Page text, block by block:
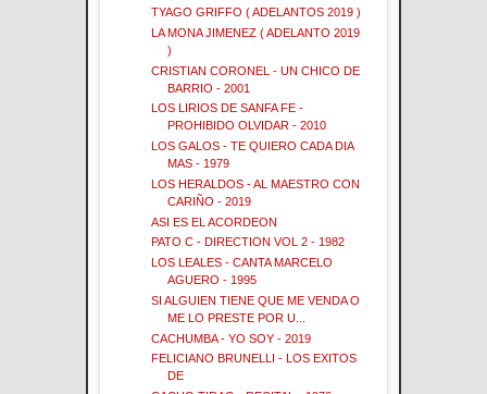
TYAGO GRIFFO ( ADELANTOS 2019 )
LA MONA JIMENEZ ( ADELANTO 2019
)
CRISTIAN CORONEL - UN CHICO DE
BARRIO - 2001
LOS LIRIOS DE SANFA FE -
PROHIBIDO OLVIDAR - 2010
LOS GALOS - TE QUIERO CADA DIA
MAS - 1979
LOS HERALDOS - AL MAESTRO CON
CARIÑO - 2019
ASI ES EL ACORDEON
PATO C - DIRECTION VOL 2 - 1982
LOS LEALES - CANTA MARCELO
AGUERO - 1995
SI ALGUIEN TIENE QUE ME VENDA O
ME LO PRESTE POR U...
CACHUMBA - YO SOY - 2019
FELICIANO BRUNELLI - LOS EXITOS
DE